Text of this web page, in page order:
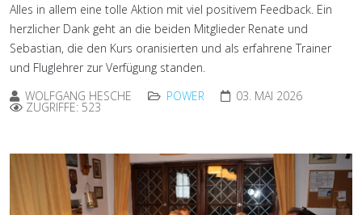
Alles in allem eine tolle Aktion mit viel positivem Feedback. Ein
herzlicher Dank geht an die beiden Mitglieder Renate und
Sebastian, die den Kurs oranisierten und als erfahrene Trainer
und Fluglehrer zur Verfügung standen.
WOLFGANG HESCHE
POWER 03. MAI 2026
ZUGRIFFE: 523